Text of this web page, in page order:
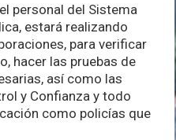
personal del Sistema
estará realizando
para verificar
hacer las pruebas de
así como las
y Confianza y todo
como policías que